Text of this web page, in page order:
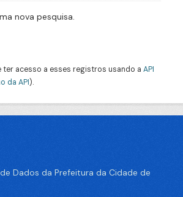
nova pesquisa.
ter acesso a esses registros usando a API
da API).
Dados da Prefeitura da Cidade de